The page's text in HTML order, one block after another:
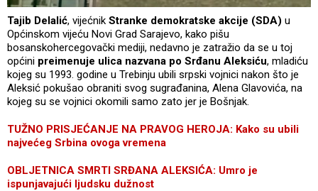
Tajib Delalić, vijećnik Stranke demokratske akcije (SDA) u
Općinskom vijeću Novi Grad Sarajevo, kako pišu
bosanskohercegovački mediji, nedavno je zatražio da se u toj
općini preimenuje ulica nazvana po Srđanu Aleksiću, mladiću
kojeg su 1993. godine u Trebinju ubili srpski vojnici nakon što je
Aleksić pokušao obraniti svog sugrađanina, Alena Glavovića, na
kojeg su se vojnici okomili samo zato jer je Bošnjak.
TUŽNO PRISJEĆANJE NA PRAVOG HEROJA: Kako su ubili
najvećeg Srbina ovoga vremena
OBLJETNICA SMRTI SRĐANA ALEKSIĆA: Umro je
ispunjavajući ljudsku dužnost